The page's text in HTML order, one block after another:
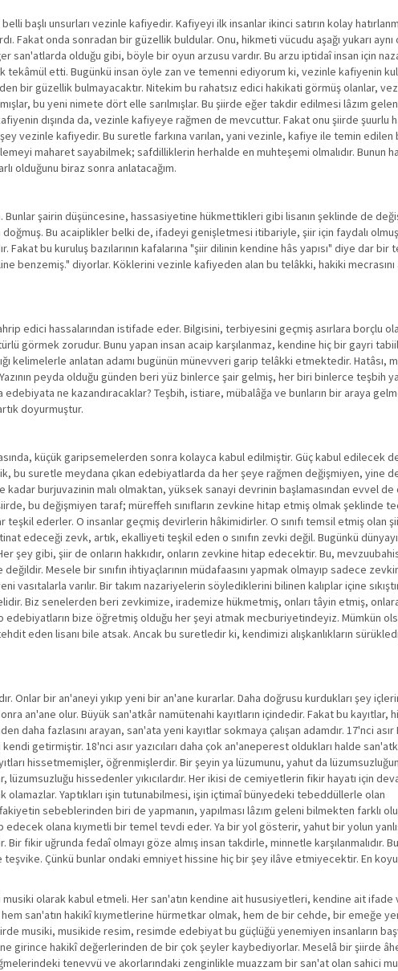
başlı unsurları vezinle kafiyedir. Kafiyeyi ilk insanlar ikinci satırın kolay
Fakat onda sonradan bir güzellik buldular. Onu, hikmeti vücudu aşağı yukarı aynı
san'atlarda olduğu gibi, böyle bir oyun arzusu vardır. Bu arzu iptidaî insan için
etti. Bugünkü insan öyle zan ve temenni ediyorum ki, vezinle kafiyenin
bir güzellik bulmayacaktır. Nitekim bu rahatsız edici hakikati görmüş olanlar,
bu yeni nimete dört elle sarılmışlar. Bu şiirde eğer takdir edilmesi lâzım
dışında da, vezinle kafiyeye rağmen de mevcuttur. Fakat onu şiirde şuurlu
vezinle kafiyedir. Bu suretle farkına varılan, yani vezinle, kafiye ile temin edilen
maharet sayabilmek; safdilliklerin herhalde en muhteşemi olmalıdır. Bunun
olduğunu biraz sonra anlatacağım.
şairin düşüncesine, hassasiyetine hükmettikleri gibi lisanın şeklinde de
Bu acaiplikler belki de, ifadeyi genişletmesi itibariyle, şiir için faydalı
Fakat bu kuruluş bazılarının kafalarına "şiir dilinin kendine hâs yapısı" diye dar bir
benzemiş." diyorlar. Köklerini vezinle kafiyeden alan bu telâkki, hakiki mecrasını
edici hassalarından istifade eder. Bilgisini, terbiyesini geçmiş asırlara borçlu
görmek zorudur. Bunu yapan insan acaip karşılanmaz, kendine hiç bir gayri
kelimelerle anlatan adamı bugünün münevveri garip telâkki etmektedir. Hatâsı,
Yazının peyda olduğu günden beri yüz binlerce şair gelmiş, her biri binlerce teşbih
ne kazandıracaklar? Teşbih, istiare, mübalâğa ve bunların bir araya
doyurmuştur.
küçük garipsemelerden sonra kolayca kabul edilmiştir. Güç kabul edilecek
bu suretle meydana çıkan edebiyatlarda da her şeye rağmen değişmiyen, yine
burjuvazinin malı olmaktan, yüksek sanayi devrinin başlamasından evvel de
bu değişmiyen taraf; müreffeh sınıfların zevkine hitap etmiş olmak şeklinde
teşkil ederler. O insanlar geçmiş devirlerin hâkimidirler. O sınıfı temsil etmiş olan
edeceği zevk, artık, ekalliyeti teşkil eden o sınıfın zevki değil. Bugünkü
şey gibi, şiir de onların hakkıdır, onların zevkine hitap edecektir. Bu,
Mesele bir sınıfın ihtiyaçlarının müdafaasını yapmak olmayıp sadece
vasıtalarla varılır. Bir takım nazariyelerin söylediklerini bilinen kalıplar içine
Biz senelerden beri zevkimize, irademize hükmetmiş, onları tâyin etmiş,
edebiyatların bize öğretmiş olduğu her şeyi atmak mecburiyetindeyiz. Mümkün
eden lisanı bile atsak. Ancak bu suretledir ki, kendimizi alışkanlıkların
Onlar bir an'aneyi yıkıp yeni bir an'ane kurarlar. Daha doğrusu kurdukları şey
an'ane olur. Büyük san'atkâr namütenahi kayıtların içindedir. Fakat bu kayıtlar,
fazlasını arayan, san'ata yeni kayıtlar sokmaya çalışan adamdır. 17'nci asır
getirmiştir. 18'nci asır yazıcıları daha çok an'aneperest oldukları halde
hissetmemişler, öğrenmişlerdir. Bir şeyin ya lüzumunu, yahut da
hissedenler yıkıcılardır. Her ikisi de cemiyetlerin fikir hayatı için
olamazlar. Yaptıkları işin tutunabilmesi, işin içtimaî bünyedeki tebeddüllerle olan
sebeblerinden biri de yapmanın, yapılması lâzım geleni bilmekten farklı
olana kıymetli bir temel tevdi eder. Ya bir yol gösterir, yahut bir yolun
fikir uğrunda fedaî olmayı göze almış insan takdirle, minnetle karşılanmalıdır.
teşvike. Çünkü bunlar ondaki emniyet hissine hiç bir şey ilâve etmiyecektir. En
olarak kabul etmeli. Her san'atın kendine ait hususiyetleri, kendine ait ifade
hem san'atın hakikî kıymetlerine hürmetkar olmak, hem de bir cehde, bir emeğe
musiki, musikide resim, resimde edebiyat bu güçlüğü yenemiyen insanların
girince hakikî değerlerinden de bir çok şeyler kaybediyorlar. Meselâ bir şiirde
tenevvü ve akorlarındaki zenginlikle muazzam bir san'at olan sahici